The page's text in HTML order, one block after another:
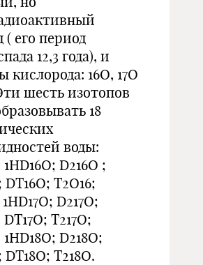
( его период
12,3 года), и
кислорода: 16O, 17O
шесть изотопов
18
воды:
1НD16О; D216О ;
DT16О; T2О16;
D217О;
T217О;
1НD18О; D218О;
DT18О; T218О.